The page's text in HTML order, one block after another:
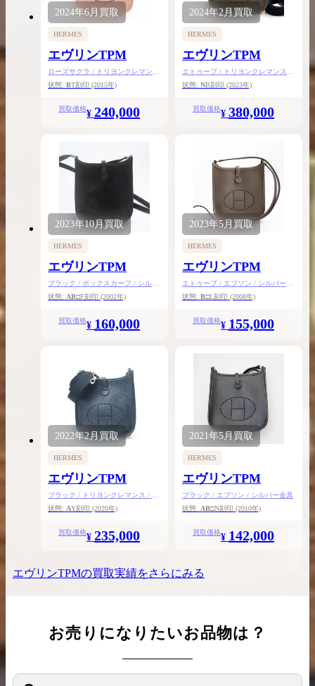
2024年6月 買取
HERMES
エヴリンTPM
ローズサクラ / トリヨンクレマンス
/ シルバー金具
状態: BT刻印 (2015年)
買取価格¥ 240,000
2024年2月買取
HERMES
エヴリンTPM
エトゥープ / トリヨンクレマンス /
ゴールド金具
状態: NB刻印 (2023年)
買取価格¥ 380,000
2023年10月買取
HERMES
エヴリンTPM
ブラック / ボックスカーフ / シルバ
ー金具
状態: AB□F刻印 (2002年)
買取価格¥ 160,000
2023年5月買取
HERMES
エヴリンTPM
エトゥープ / エプソン / シルバー金
具
状態: B□L刻印 (2008年)
買取価格¥ 155,000
2022年2月買取
HERMES
エヴリンTPM
ブラック / トリヨンクレマンス / シ
ルバー金具
状態: AY刻印 (2020年)
買取価格¥ 235,000
2021年5月買取
HERMES
エヴリンTPM
ブラック / エプソン / シルバー金具
状態: AB□N刻印 (2010年)
買取価格¥ 142,000
エヴリンTPMの買取実績をさらにみる
お売りになりたいお品物は？